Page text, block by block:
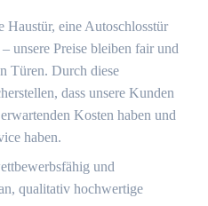
Haustür, eine Autoschlosstür
unsere Preise bleiben fair und
Türen.​ Durch diese
dass unsere Kunden
Kosten haben und
haben.​
und
qualitativ hochwertige